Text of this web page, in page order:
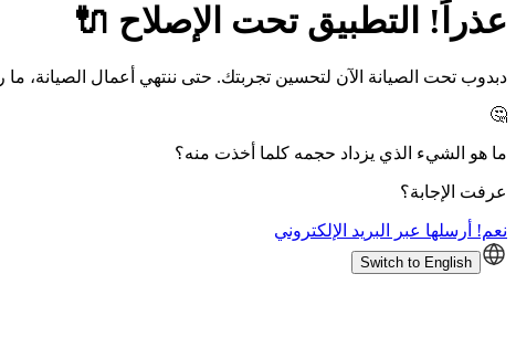
عذراً! التطبيق تحت الإصلاح 🔌
دبدوب تحت الصيانة الآن لتحسين تجربتك. حتى ننتهي أعمال
🤔
ما هو الشيء الذي يزداد حجمه كلما أخذت منه؟
عرفت الإجابة؟
نعم! أرسلها عبر البريد الإلكتروني
Switch to English